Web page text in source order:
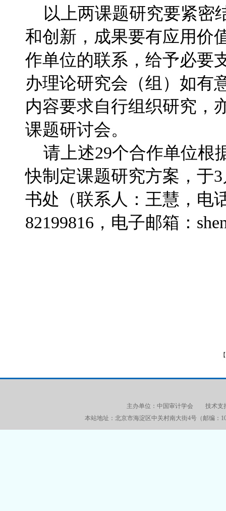
以上两课题研究要紧密
和创新，成果要有应用价
作单位的联系，给予必要
办理论研究会（组）如有
内容要求自行组织研究，
课题研讨会。
请上述29个合作单位根
快制定课题研究方案，于
书处（联系人：王慧，电
82199816，电子邮箱：
主办单位：中国审计学会 技术支
本站地址：北京市海淀区中关村南大街4号（邮编：